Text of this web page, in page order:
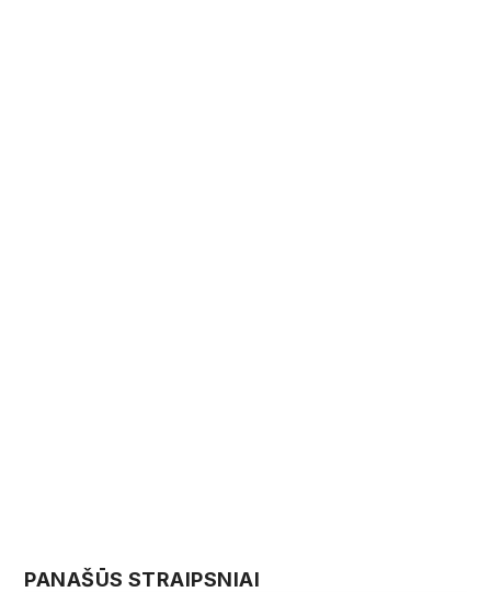
PANAŠŪS STRAIPSNIAI